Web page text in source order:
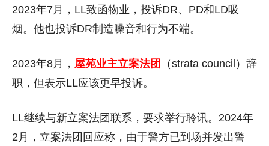
2023年7月，LL致函物业，投诉DR、PD和LD吸
烟。他也投诉DR制造噪音和行为不端。
2023年8月， 屋苑业主立案法团
（strata council）辞
职，但表示LL应该更早投诉。
LL继续与新立案法团联系，要求举行聆讯。2024年
2月，立案法团回应称，由于警方已到场并发出警